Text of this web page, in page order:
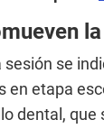
la
sesión se
en etapa
dental, que